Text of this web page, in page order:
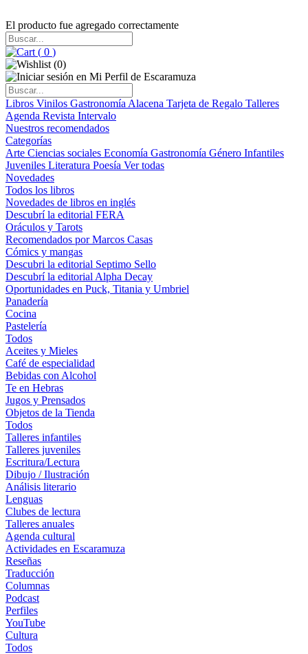
El producto fue agregado correctamente
( 0 )
(0)
Libros Vinilos Gastronomía Alacena Tarjeta de Regalo Talleres
Agenda Revista Intervalo
Nuestros recomendados
Categorías
Arte Ciencias sociales Economía Gastronomía Género Infantiles
Juveniles Literatura Poesía Ver todas
Novedades
Todos los libros
Novedades de libros en inglés
Descubrí la editorial FERA
Oráculos y Tarots
Recomendados por Marcos Casas
Cómics y mangas
Descubri la editorial Septimo Sello
Descubrí la editorial Alpha Decay
Oportunidades en Puck, Titania y Umbriel
Panadería
Cocina
Pastelería
Todos
Aceites y Mieles
Café de especialidad
Bebidas con Alcohol
Te en Hebras
Jugos y Prensados
Objetos de la Tienda
Todos
Talleres infantiles
Talleres juveniles
Escritura/Lectura
Dibujo / Ilustración
Análisis literario
Lenguas
Clubes de lectura
Talleres anuales
Agenda cultural
Actividades en Escaramuza
Reseñas
Traducción
Columnas
Podcast
Perfiles
YouTube
Cultura
Todos